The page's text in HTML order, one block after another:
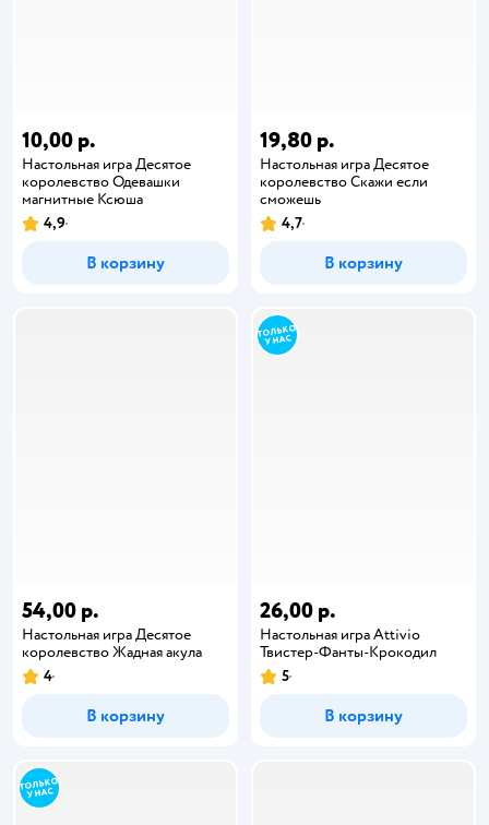
10,00 р.
Настольная игра Десятое
королевство Одевашки
магнитные Ксюша
4,9
В корзину
19,80 р.
Настольная игра Десятое
королевство Скажи если
сможешь
4,7
В корзину
54,00 р.
Настольная игра Десятое
королевство Жадная акула
4
В корзину
26,00 р.
Настольная игра Attivio
Твистер-Фанты-Крокодил
5
В корзину